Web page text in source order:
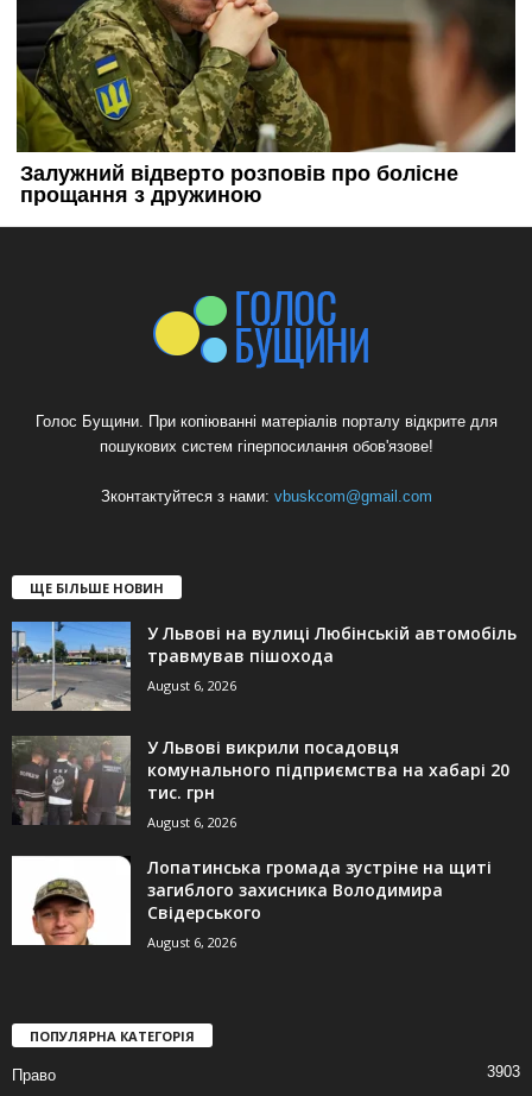
Голос Бущини. При копіюванні матеріалів порталу відкрите для
пошукових систем гіперпосилання обов'язове!
Зконтактуйтеся з нами: vbuskcom@gmail.com
ЩЕ БІЛЬШЕ НОВИН
У Львові на вулиці Любінській автомобіль
травмував пішохода
August 6, 2026
У Львові викрили посадовця
комунального підприємства на хабарі 20
тис. грн
August 6, 2026
Лопатинська громада зустріне на щиті
загиблого захисника Володимира
Свідерського
August 6, 2026
ПОПУЛЯРНА КАТЕГОРІЯ
Право 3903